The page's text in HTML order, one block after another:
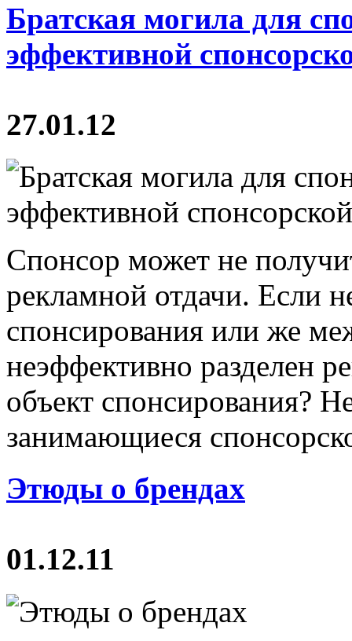
Братская могила для
эффективной
27.01.12
Спонсор может не
рекламной отдачи. Если
спонсирования или же
неэффективно разделен
объект спонсирования?
занимающиеся
Этюды о брендах
01.12.11